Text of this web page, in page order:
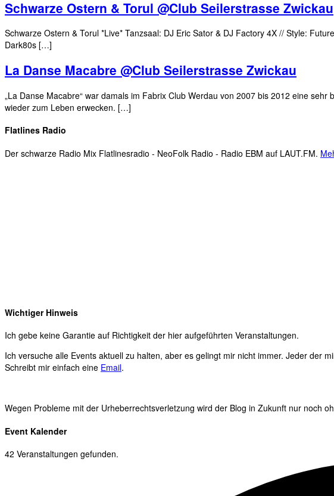
Schwarze Ostern & Torul @Club Seilerstrasse Zwickau
Schwarze Ostern & Torul *Live* Tanzsaal: DJ Eric Sator & DJ Factory 4X // Style:
Dark80s […]
La Danse Macabre @Club Seilerstrasse Zwickau
„La Danse Macabre“ war damals im Fabrix Club Werdau von 2007 bis 2012 eine
wieder zum Leben erwecken. […]
Flatlines Radio
Der schwarze Radio Mix Flatlinesradio - NeoFolk Radio - Radio EBM auf LAUT.FM.
Wichtiger Hinweis
Ich gebe keine Garantie auf Richtigkeit der hier aufgeführten Veranstaltungen.
Ich versuche alle Events aktuell zu halten, aber es gelingt mir nicht immer. Jeder der
Schreibt mir einfach eine Email.
Wegen Probleme mit der Urheberrechtsverletzung wird der Blog in Zukunft nur noch
Event Kalender
42 Veranstaltungen gefunden.